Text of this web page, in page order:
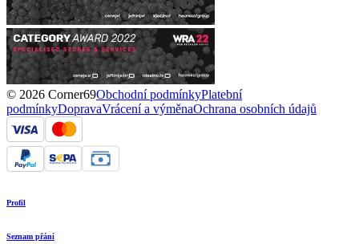
© 2026 Corner69Obchodní podmínkyPlatební
podmínkyDopravaVrácení a výměnaOchrana osobních údajů
Profil
Seznam přání